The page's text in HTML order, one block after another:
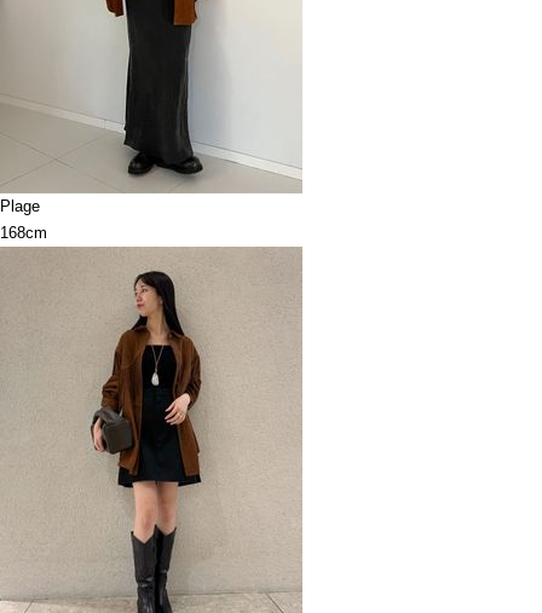
Plage
168cm